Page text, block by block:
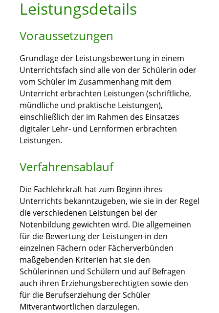
Leistungsdetails
Voraussetzungen
Grundlage der Leistungsbewertung in einem
Unterrichtsfach sind alle von der Schülerin oder
vom Schüler im Zusammenhang mit dem
Unterricht erbrachten Leistungen (schriftliche,
mündliche und praktische Leistungen),
einschließlich der im Rahmen des Einsatzes
digitaler Lehr- und Lernformen erbrachten
Leistungen.
Verfahrensablauf
Die Fachlehrkraft hat zum Beginn ihres
Unterrichts bekanntzugeben, wie sie in der Regel
die verschiedenen Leistungen bei der
Notenbildung gewichten wird. Die allgemeinen
für die Bewertung der Leistungen in den
einzelnen Fächern oder Fächerverbünden
maßgebenden Kriterien hat sie den
Schülerinnen und Schülern und auf Befragen
auch ihren Erziehungsberechtigten sowie den
für die Berufserziehung der Schüler
Mitverantwortlichen darzulegen.